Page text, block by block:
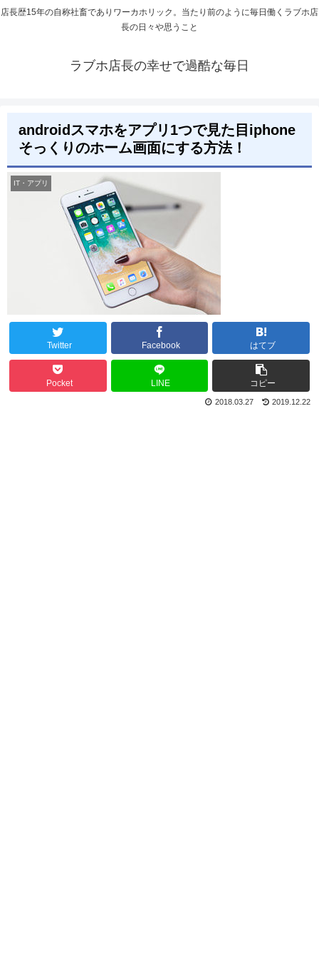
店長歴15年の自称社畜でありワーカホリック。当たり前のように毎日働くラブホ店
長の日々や思うこと
ラブホ店長の幸せで過酷な毎日
androidスマホをアプリ1つで見た目iphone
そっくりのホーム画面にする方法！
IT・アプリ
Twitter Facebook はてブ
Pocket LINE コピー
2019.12.22
2018.03.27